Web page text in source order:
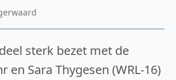
sterk bezet met de
en Sara Thygesen (WRL-16)